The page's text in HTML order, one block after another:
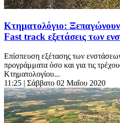
Κτηματολόγιο: Ξεπαγώνουν
Fast track εξετάσεις των
Επίσπευση εξέτασης των
προγράμματα όσο και για τις
Κτηματολογίου...
11:25 | Σάββατο 02 Μαΐου 2020